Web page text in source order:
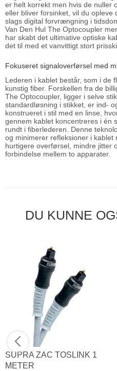
er helt korrekt men hvis de nuller
eller bliver forsinket, vil du opleve
slags digital forvrængning i
Van Den Hul The Optocoupler
har skabt det ultimative optiske
det til med et vanvittigt stort
Fokuseret signaloverførsel med
Lederen i kablet består, som i de
kunstig fiber. Forskellen fra de
The Optocoupler, ligger i selve
standardløsning i stikket, er ind-
konstrueret i stil med en linse,
gennem kablet koncentreres i én
rundt i fiberlederen. Denne
og minimerer refleksioner i kablet
hurtigere overførsel, mindre jitter
forbindelse mellem to apparater.
DU KUNNE
SUPRA ZAC TOSLINK 1
METER